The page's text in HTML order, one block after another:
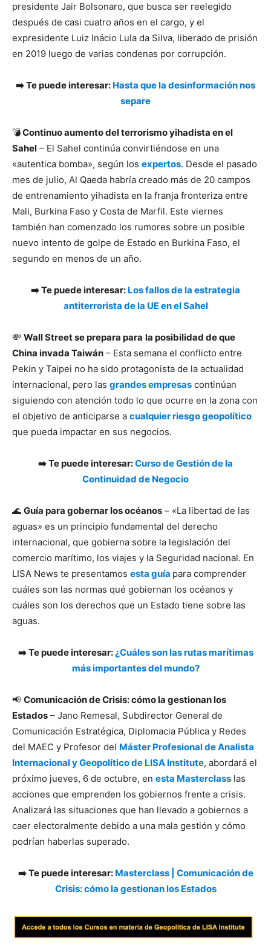
presidente Jair Bolsonaro, que busca ser reelegido
después de casi cuatro años en el cargo, y el
expresidente Luiz Inácio Lula da Silva, liberado de prisión
en 2019 luego de varias condenas por corrupción.
➡️ Te puede interesar: Hasta que la desinformación nos
separe
💣Continuo aumento del terrorismo yihadista en el
Sahel – El Sahel continúa convirtiéndose en una
«autentica bomba», según los expertos. Desde el pasado
mes de julio, Al Qaeda habría creado más de 20 campos
de entrenamiento yihadista en la franja fronteriza entre
Mali, Burkina Faso y Costa de Marfil. Este viernes
también han comenzado los rumores sobre un posible
nuevo intento de golpe de Estado en Burkina Faso, el
segundo en menos de un año.
➡️ Te puede interesar: Los fallos de la estrategia
antiterrorista de la UE en el Sahel
💸 Wall Street se prepara para la posibilidad de que
China invada Taiwán – Esta semana el conflicto entre
Pekín y Taipei no ha sido protagonista de la actualidad
internacional, pero las grandes empresas continúan
siguiendo con atención todo lo que ocurre en la zona con
el objetivo de anticiparse a cualquier riesgo geopolítico
que pueda impactar en sus negocios.
➡️ Te puede interesar:Curso de Gestión de la
Continuidad de Negocio
🌊 Guía para gobernar los océanos – «La libertad de las
aguas» es un principio fundamental del derecho
internacional, que gobierna sobre la legislación del
comercio marítimo, los viajes y la Seguridad nacional. En
LISA News te presentamos esta guía para comprender
cuáles son las normas qué gobiernan los océanos y
cuáles son los derechos que un Estado tiene sobre las
aguas.
➡️ Te puede interesar:¿Cuáles son las rutas marítimas
más importantes del mundo?
📢 Comunicación de Crisis: cómo la gestionan los
Estados – Jano Remesal, Subdirector General de
Comunicación Estratégica, Diplomacia Pública y Redes
del MAEC y Profesor del Máster Profesional de Analista
Internacional y Geopolítico de LISA Institute, abordará el
próximo jueves, 6 de octubre, en esta Masterclass las
acciones que emprenden los gobiernos frente a crisis.
Analizará las situaciones que han llevado a gobiernos a
caer electoralmente debido a una mala gestión y cómo
podrían haberlas superado.
➡️ Te puede interesar: Masterclass | Comunicación de
Crisis: cómo la gestionan los Estados